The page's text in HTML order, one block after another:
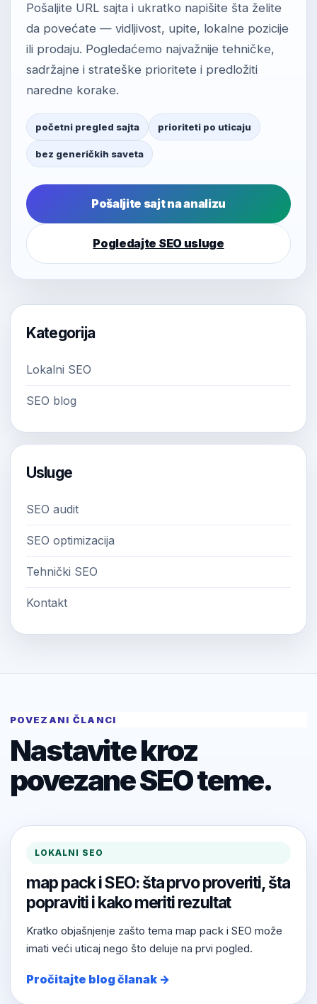
Pošaljite URL sajta i ukratko napišite šta želite
da povećate — vidljivost, upite, lokalne pozicije
ili prodaju. Pogledaćemo najvažnije tehničke,
sadržajne i strateške prioritete i predložiti
naredne korake.
početni pregled sajta prioriteti po uticaju
bez generičkih saveta
Pošaljite sajt na analizu
Pogledajte SEO usluge
Kategorija
Lokalni SEO
SEO blog
Usluge
SEO audit
SEO optimizacija
Tehnički SEO
Kontakt
POVEZANI ČLANCI
Nastavite kroz
povezane SEO teme.
LOKALNI SEO
map pack i SEO: šta prvo proveriti, šta
popraviti i kako meriti rezultat
Kratko objašnjenje zašto tema map pack i SEO može
imati veći uticaj nego što deluje na prvi pogled.
Pročitajte blog članak →